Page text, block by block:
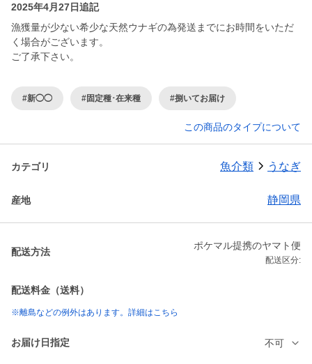
2025年4月27日追記
漁獲量が少ない希少な天然ウナギの為発送までにお時間をいただ
く場合がございます。
ご了承下さい。
#新◯◯ #固定種･在来種 #捌いてお届け
この商品のタイプについて
カテゴリ 魚介類 うなぎ
産地 静岡県
配送方法
ポケマル提携のヤマト便
配送区分:
配送料金（送料）
※離島などの例外はあります。詳細はこちら
お届け日指定 不可